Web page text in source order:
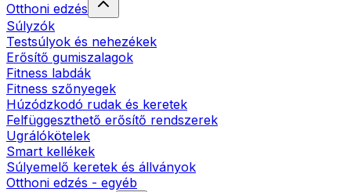
Otthoni edzés
Súlyzók
Testsúlyok és nehezékek
Erősítő gumiszalagok
Fitness labdák
Fitness szőnyegek
Húzódzkodó rudak és keretek
Felfüggeszthető erősítő rendszerek
Ugrálókötelek
Smart kellékek
Súlyemelő keretek és állványok
Otthoni edzés - egyéb